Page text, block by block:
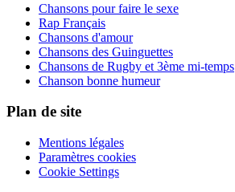
Chansons pour faire le sexe
Rap Français
Chansons d'amour
Chansons des Guinguettes
Chansons de Rugby et 3ème mi-temps
Chanson bonne humeur
Plan de site
Mentions légales
Paramètres cookies
Cookie Settings